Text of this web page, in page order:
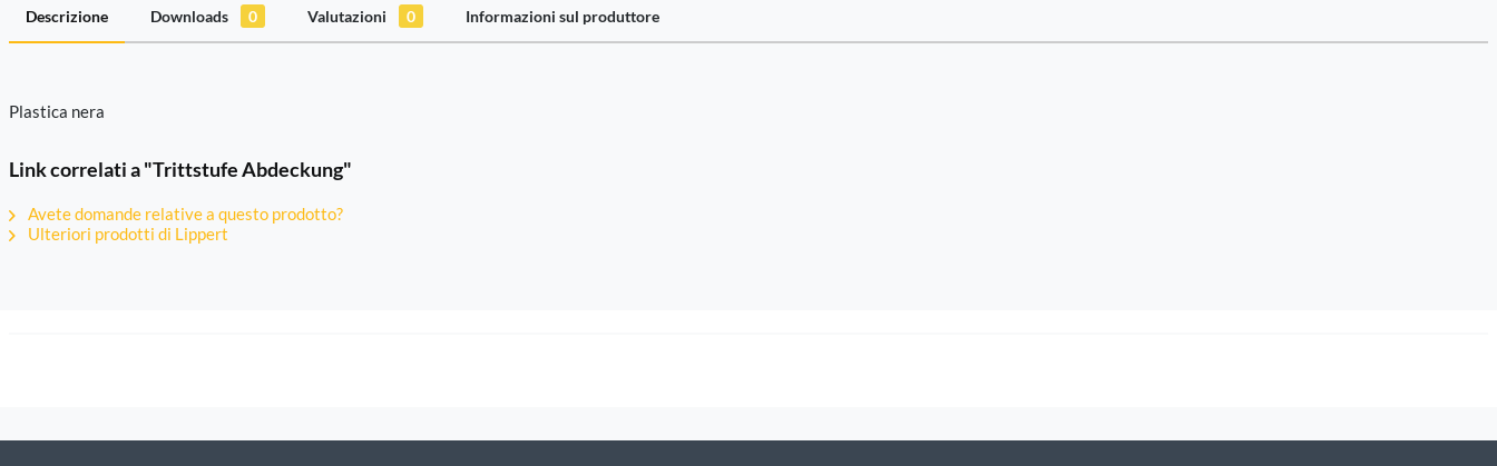
Descrizione Downloads 0 Valutazioni 0 Informazioni sul produttore
Plastica nera
Link correlati a "Trittstufe Abdeckung"
Avete domande relative a questo prodotto?
Ulteriori prodotti di Lippert